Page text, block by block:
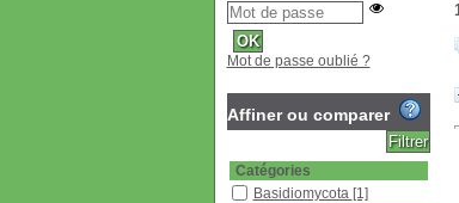
Mot de passe oublié ?
Affiner ou comparer
Catégories
Basidiomycota [1]